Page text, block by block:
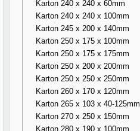
Karton 240 x 240 x 60mm
Karton 240 x 240 x 100mm
Karton 245 x 200 x 140mm
Karton 250 x 175 x 100mm
Karton 250 x 175 x 175mm
Karton 250 x 200 x 200mm
Karton 250 x 250 x 250mm
Karton 260 x 170 x 120mm
Karton 265 x 103 x 40-125mm
Karton 270 x 250 x 150mm
Karton 280 x 190 x 100mm